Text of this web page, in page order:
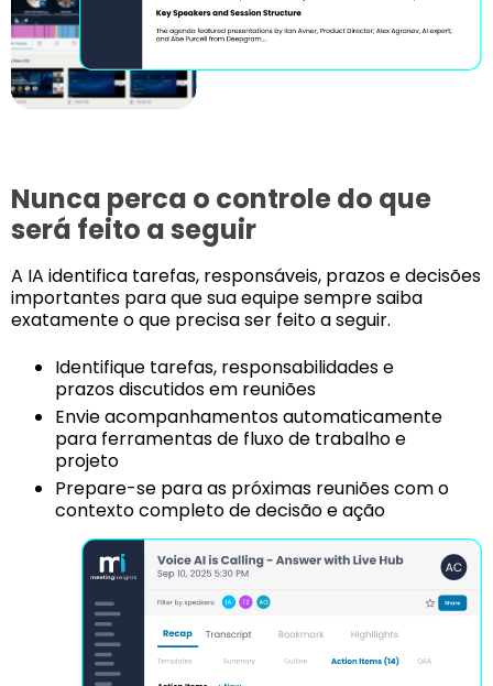
Nunca perca o controle do que
será feito a seguir
A IA identifica tarefas, responsáveis, prazos e decisões
importantes para que sua equipe sempre saiba
exatamente o que precisa ser feito a seguir.
Identifique tarefas, responsabilidades e
prazos discutidos em reuniões
Envie acompanhamentos automaticamente
para ferramentas de fluxo de trabalho e
projeto
Prepare-se para as próximas reuniões com o
contexto completo de decisão e ação